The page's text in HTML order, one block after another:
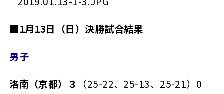
■1月13日（日）決勝試合結果
男子
洛南（京都）３
（25-22、25-13、25-21）0